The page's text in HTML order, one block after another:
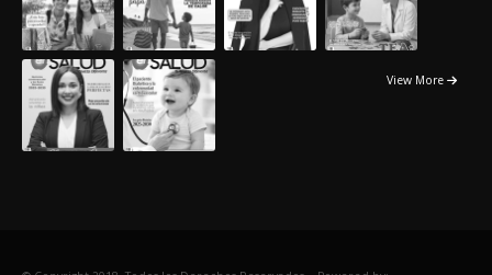
View More
© Copyright 2018. Todos los Derechos Reservados. - Powered by: